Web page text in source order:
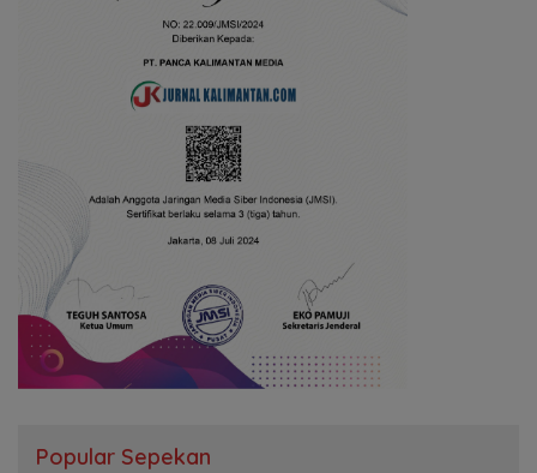
Popular Sepekan